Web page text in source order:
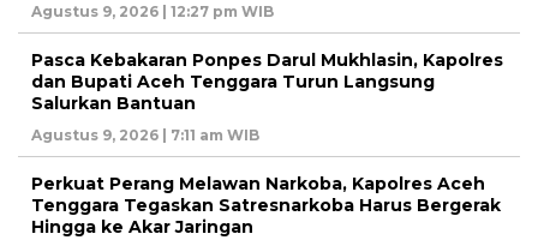
Agustus 9, 2026 | 12:27 pm WIB
Pasca Kebakaran Ponpes Darul Mukhlasin, Kapolres
dan Bupati Aceh Tenggara Turun Langsung
Salurkan Bantuan
Agustus 9, 2026 | 7:11 am WIB
Perkuat Perang Melawan Narkoba, Kapolres Aceh
Tenggara Tegaskan Satresnarkoba Harus Bergerak
Hingga ke Akar Jaringan